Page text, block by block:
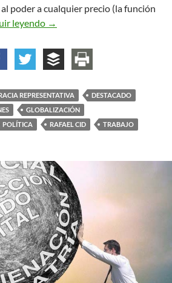
poder a cualquier precio (la función
leyendo Partidos políticos y
→
REPRESENTATIVA
DESTACADO
GLOBALIZACIÓN
POLÍTICA RAFAEL CID TRABAJO